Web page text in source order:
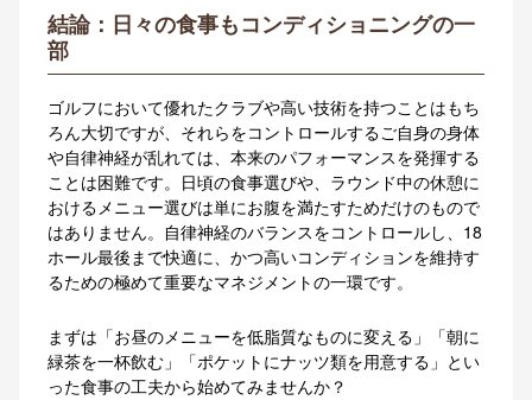
結論：日々の食事もコンディショニングの一
部
ゴルフにおいて優れたクラブや高い技術を持つことはもち
ろん大切ですが、それらをコントロールするご自身の身体
や自律神経が乱れては、本来のパフォーマンスを発揮する
ことは困難です。 日頃の食事選びや、ラウンド中の休憩に
おけるメニュー選びは単にお腹を満たすためだけのもので
はありません。自律神経のバランスをコントロールし、18
ホール最後まで快適に、かつ高いコンディションを維持す
るための極めて重要なマネジメントの一環です。
まずは「お昼のメニューを低脂質なものに変える」「朝に
緑茶を一杯飲む」「ポケットにナッツ類を用意する」とい
った食事の工夫から始めてみませんか？